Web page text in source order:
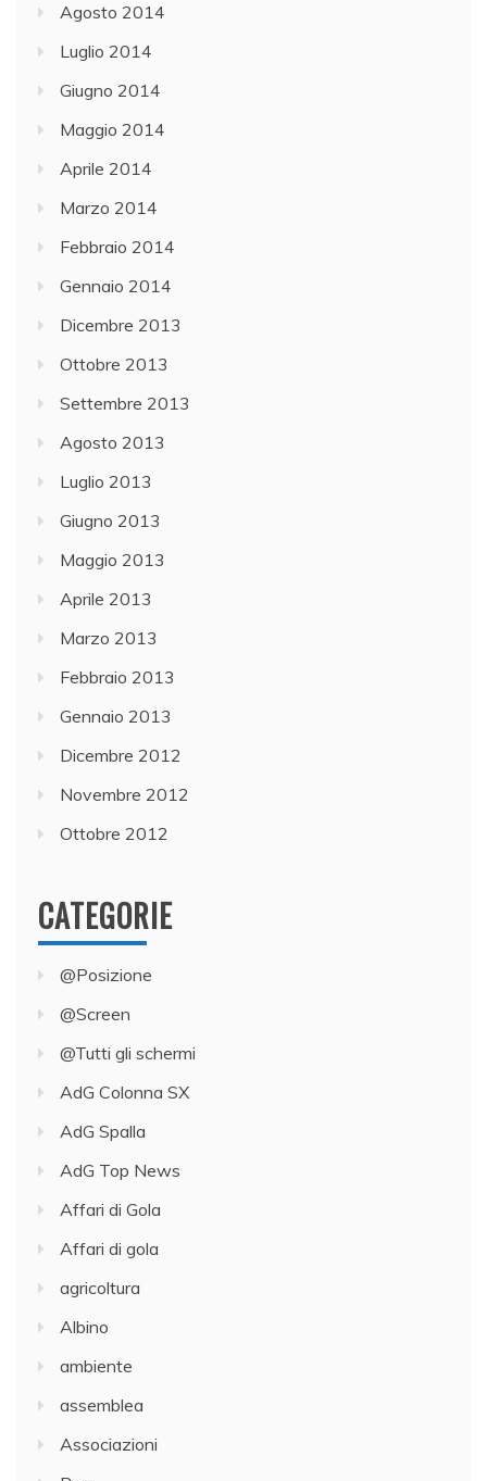
Agosto 2014
Luglio 2014
Giugno 2014
Maggio 2014
Aprile 2014
Marzo 2014
Febbraio 2014
Gennaio 2014
Dicembre 2013
Ottobre 2013
Settembre 2013
Agosto 2013
Luglio 2013
Giugno 2013
Maggio 2013
Aprile 2013
Marzo 2013
Febbraio 2013
Gennaio 2013
Dicembre 2012
Novembre 2012
Ottobre 2012
CATEGORIE
@Posizione
@Screen
@Tutti gli schermi
AdG Colonna SX
AdG Spalla
AdG Top News
Affari di Gola
Affari di gola
agricoltura
Albino
ambiente
assemblea
Associazioni